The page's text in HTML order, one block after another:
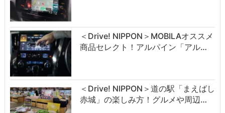
＜Drive! NIPPON＞MOBILAオススメ
商品セレクト！アルパイン「アル…
＜Drive! NIPPON＞道の駅「まえばし
赤城」の楽しみ方！グルメや周辺…